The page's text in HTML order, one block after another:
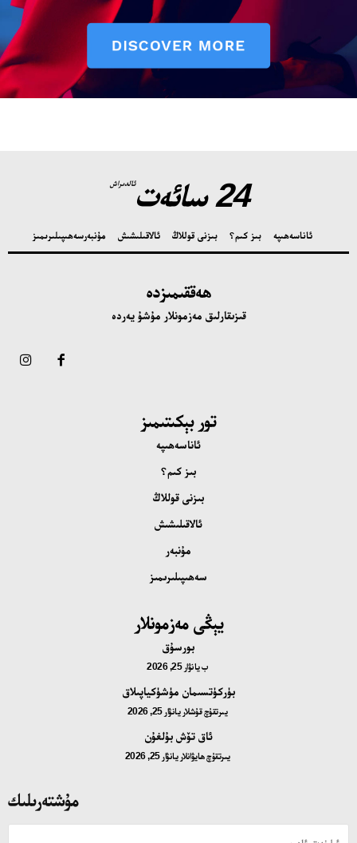
24 سائەت ئالدىراش
ئاناسەھىپە بىز كىم؟ بىزنى قوللاڭ ئالاقىلىشىش مۇنبەرسەھىپىلىرىمىز
ھەققىمىزدە
قىزىقارلىق مەزمونلار مۇشۇ يەردە
تور بېكىتىمىز
ئاناسەھىپە
بىز كىم؟
بىزنى قوللاڭ
ئالاقىلىشىش
مۇنبەر
سەھىپىلىرىمىز
يېڭى مەزمونلار
بورسۇق
بيانۋار 25, 2026
بۈركۈتسىمان مۈشۈكياپىلاق
يىرتقۇچ قۇشلار يانۋار 25, 2026
ئاق تۆش بۇلغۇن
يىرتقۇچ ھايۋانلار يانۋار 25, 2026
مۇشتەرىلىك